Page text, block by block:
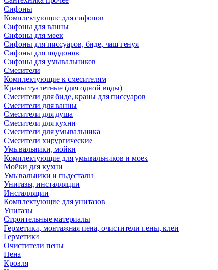
Сифоны
Комплектующие для сифонов
Сифоны для ванны
Сифоны для моек
Сифоны для писсуаров, биде, чаш генуя
Сифоны для поддонов
Сифоны для умывальников
Смесители
Комплектующие к смесителям
Краны туалетные (для одной воды)
Смесители для биде, краны для писсуаров
Смесители для ванны
Смесители для душа
Смесители для кухни
Смесители для умывальника
Смесители хирургические
Умывальники, мойки
Комплектующие для умывальников и моек
Мойки для кухни
Умывальники и пьдесталы
Унитазы, инсталляции
Инсталляции
Комплектующие для унитазов
Унитазы
Строительные материалы
Герметики, монтажная пена, очистители пены, клеи
Герметики
Очистители пены
Пена
Кровля